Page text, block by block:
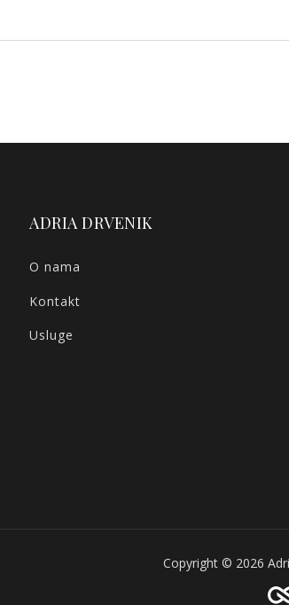
ADRIA DRVENIK
O nama
Kontakt
Usluge
Copyright © 2026